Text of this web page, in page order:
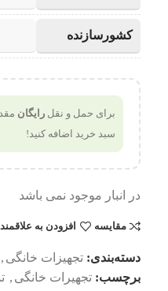
کشورسازنده
برای حمل و نقل رایگان
سبد خرید اضافه کنید!
در انبار موجود نمی باشد
مقایسه افزودن به
دسته‌بندی: تجهیزات خانگی ,
برچسب: تجهیرات خانگی ,